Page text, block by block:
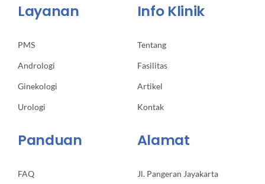
Layanan
PMS
Andrologi
Ginekologi
Urologi
Info Klinik
Tentang
Fasilitas
Artikel
Kontak
Panduan
FAQ
Alamat
Jl. Pangeran Jayakarta